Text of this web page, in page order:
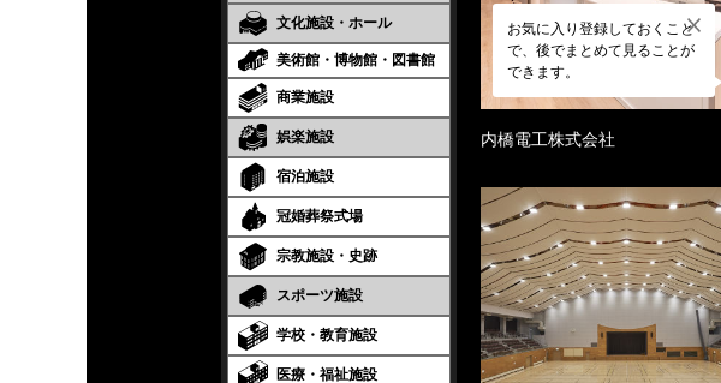
文化施設・ホール
美術館・博物館・図書館
商業施設
娯楽施設
宿泊施設
冠婚葬祭式場
宗教施設・史跡
スポーツ施設
学校・教育施設
医療・福祉施設
お気に入り登録しておくこと
で、後でまとめて見ることが
できます。
内橋電工株式会社